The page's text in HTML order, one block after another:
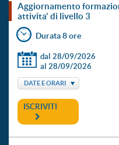
aggiornamento formazione per addetti antincendio in
attivita' di livello 3
Durata 8 ore
dal 28/09/2026
al 28/09/2026
DATE E ORARI
ISCRIVITI